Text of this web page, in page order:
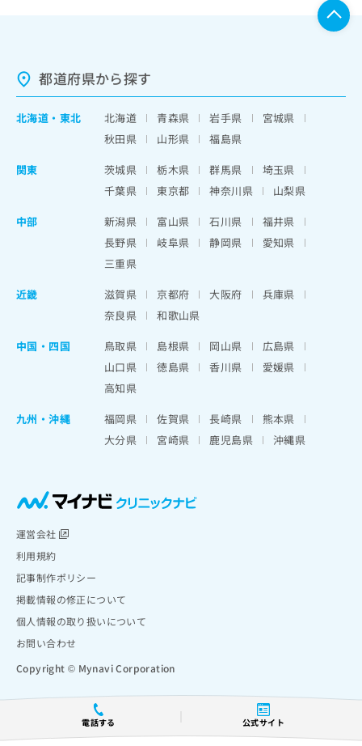
電話する 公式サイト
都道府県から探す
北海道 ・ 東北 北海道 青森県 岩手県
宮城県
秋田県
山形県
福島県
関東
茨城県 栃木県 群馬県
埼玉県
千葉県
東京都 神奈川県
山梨県
中部
新潟県 富山県 石川県
福井県
長野県
岐阜県 静岡県
愛知県
三重県
近畿
滋賀県 京都府 大阪府
兵庫県
奈良県
和歌山県
中国・四国
鳥取県 島根県 岡山県
広島県
山口県
徳島県 香川県
愛媛県
高知県
九州・沖縄
福岡県 佐賀県 長崎県
熊本県
大分県
宮崎県 鹿児島県 沖縄県
運営会社
利用規約
記事制作ポリシー
掲載情報の修正について
個人情報の取り扱いについて
お問い合わせ
Copyright © Mynavi Corporation